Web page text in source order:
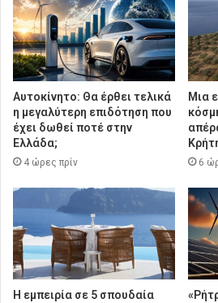
Αυτοκίνητο: Θα έρθει τελικά
η μεγαλύτερη επιδότηση που
έχει δωθεί ποτέ στην
Ελλάδα;
4 ώρες πρίν
Μια
6
Η εμπειρία σε 5 σπουδαία